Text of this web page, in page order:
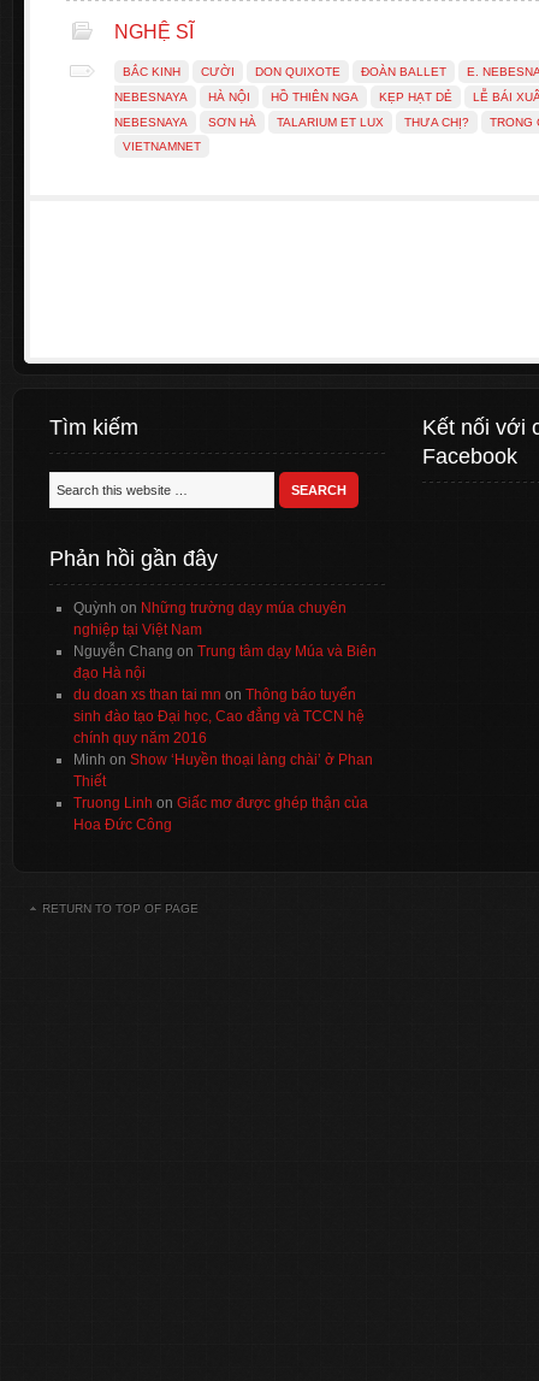
NGHỆ SĨ
BẮC KINH CƯỜI DON QUIXOTE ĐOÀN BALLET
E.
NEBESNAYA
HÀ NỘI HỒ THIÊN NGA KẸP HẠT DẺ
LỄ BÁI
NEBESNAYA
SƠN HÀ TALARIUM ET LUX THƯA CHỊ?
TRONG
VIETNAMNET
Tìm kiếm
Phản hồi gần đây
Quỳnh on Những trường dạy múa chuyên
nghiệp tại Việt Nam
Nguyễn Chang on Trung tâm dạy Múa và Biên
đạo Hà nội
du doan xs than tai mn on Thông báo tuyển
sinh đào tạo Đại học, Cao đẳng và TCCN hệ
chính quy năm 2016
Minh on Show ‘Huyền thoại làng chài’ ở Phan
Thiết
Truong Linh on Giấc mơ được ghép thận của
Hoa Đức Công
Kết nối với
Facebook
RETURN TO TOP OF PAGE